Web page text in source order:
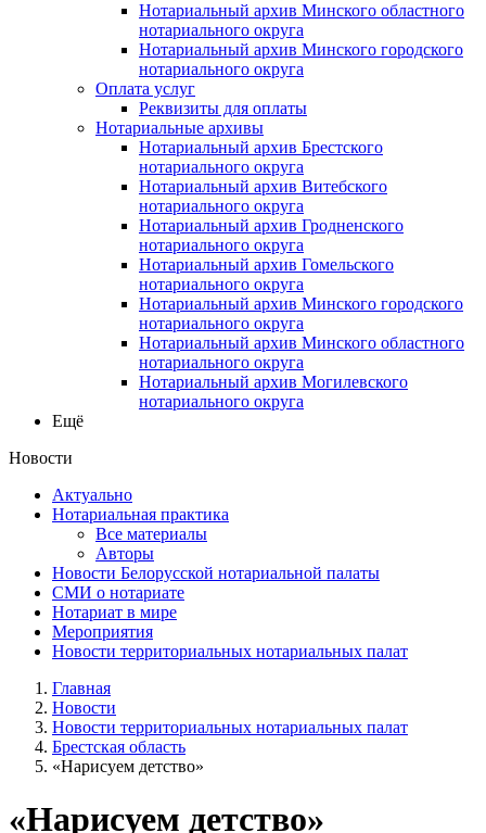
Нотариальный архив Минского областного
нотариального округа
Нотариальный архив Минского городского
нотариального округа
Оплата услуг
Реквизиты для оплаты
Нотариальные архивы
Нотариальный архив Брестского
нотариального округа
Нотариальный архив Витебского
нотариального округа
Нотариальный архив Гродненского
нотариального округа
Нотариальный архив Гомельского
нотариального округа
Нотариальный архив Минского городского
нотариального округа
Нотариальный архив Минского областного
нотариального округа
Нотариальный архив Могилевского
нотариального округа
Ещё
Новости
Актуально
Нотариальная практика
Все материалы
Авторы
Новости Белорусской нотариальной палаты
СМИ о нотариате
Нотариат в мире
Мероприятия
Новости территориальных нотариальных палат
Главная
Новости
Новости территориальных нотариальных палат
Брестская область
«Нарисуем детство»
«Нарисуем детство»